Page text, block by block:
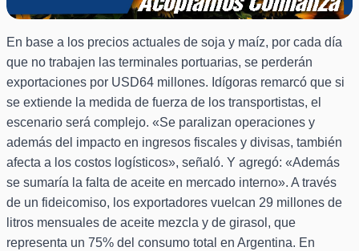
En base a los precios actuales de soja y maíz, por cada día
que no trabajen las terminales portuarias, se perderán
exportaciones por USD64 millones. Idígoras remarcó que si
se extiende la medida de fuerza de los transportistas, el
escenario será complejo. «Se paralizan operaciones y
además del impacto en ingresos fiscales y divisas, también
afecta a los costos logísticos», señaló. Y agregó: «Además
se sumaría la falta de aceite en mercado interno». A través
de un fideicomiso, los exportadores vuelcan 29 millones de
litros mensuales de aceite mezcla y de girasol, que
representa un 75% del consumo total en Argentina. En